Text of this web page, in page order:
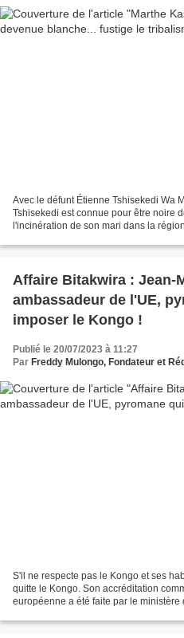
Avec le défunt Étienne Tshisekedi Wa
Tshisekedi est connue pour être noire
l'incinération de son mari dans la
Affaire Bitakwira : Jean-
ambassadeur de l'UE,
imposer le Kongo !
Publié le 20/07/2023 à 11:27
Par Freddy Mulongo, Fondateur et
S'il ne respecte pas le Kongo et ses
quitte le Kongo. Son accréditation
européenne a été faite par le